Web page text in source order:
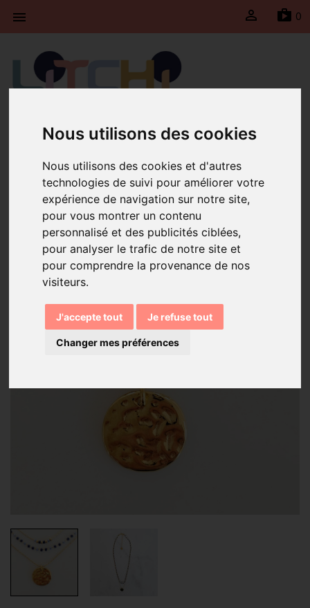
Nous utilisons des cookies
Nous utilisons des cookies et d'autres
technologies de suivi pour améliorer votre
expérience de navigation sur notre site,
pour vous montrer un contenu
personnalisé et des publicités ciblées,
pour analyser le trafic de notre site et
pour comprendre la provenance de nos
visiteurs.
J'accepte tout Je refuse tout
Changer mes préférences
 0

Litchi fait une pause du 30 juillet jusqu’au 23 août
2026 inclus. Les expéditions seront suspendues
durant cette période et reprendront le lundi 24
août 2026.
Accueil
Collier Miyuki night